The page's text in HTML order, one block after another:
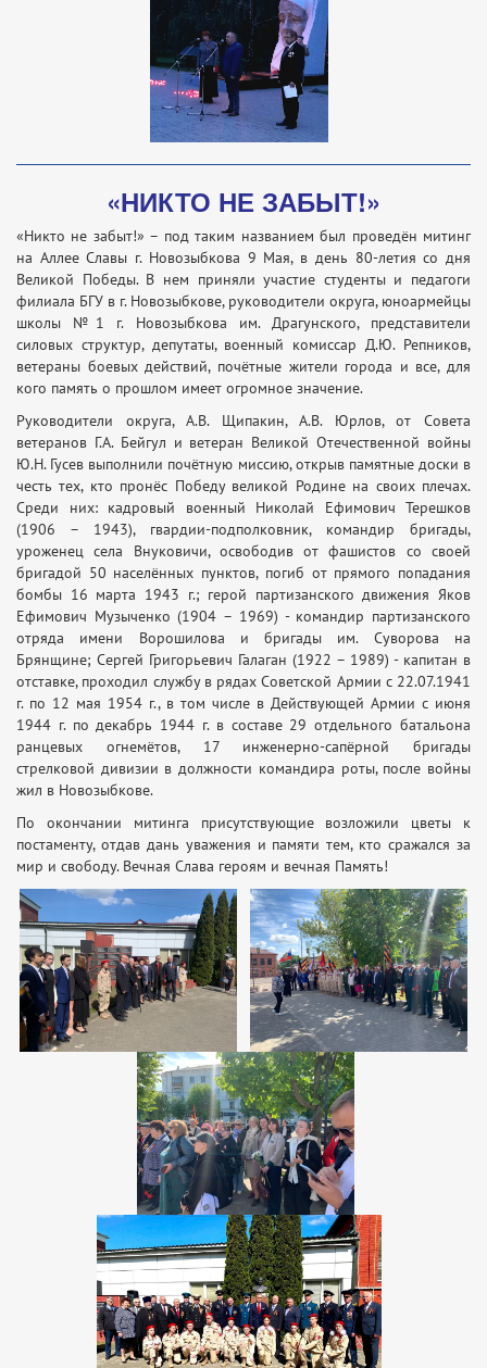
«НИКТО НЕ ЗАБЫТ!»
«Никто не забыт!» – под таким названием был проведён митинг
на Аллее Славы г. Новозыбкова 9 Мая, в день 80-летия со дня
Великой Победы. В нем приняли участие студенты и педагоги
филиала БГУ в г. Новозыбкове, руководители округа, юноармейцы
школы №1 г. Новозыбкова им. Драгунского, представители
силовых структур, депутаты, военный комиссар Д.Ю. Репников,
ветераны боевых действий, почётные жители города и все, для
кого память о прошлом имеет огромное значение.
Руководители округа, А.В. Щипакин, А.В. Юрлов, от Совета
ветеранов Г.А. Бейгул и ветеран Великой Отечественной войны
Ю.Н. Гусев выполнили почётную миссию, открыв памятные доски в
честь тех, кто пронёс Победу великой Родине на своих плечах.
Среди них: кадровый военный Николай Ефимович Терешков
(1906 – 1943), гвардии-подполковник, командир бригады,
уроженец села Внуковичи, освободив от фашистов со своей
бригадой 50 населённых пунктов, погиб от прямого попадания
бомбы 16 марта 1943 г.; герой партизанского движения Яков
Ефимович Музыченко (1904 – 1969) - командир партизанского
отряда имени Ворошилова и бригады им. Суворова на
Брянщине; Сергей Григорьевич Галаган (1922 – 1989) - капитан в
отставке, проходил службу в рядах Советской Армии с 22.07.1941
г. по 12 мая 1954 г., в том числе в Действующей Армии с июня
1944 г. по декабрь 1944 г. в составе 29 отдельного батальона
ранцевых огнемётов, 17 инженерно-сапёрной бригады
стрелковой дивизии в должности командира роты, после войны
жил в Новозыбкове.
По окончании митинга присутствующие возложили цветы к
постаменту, отдав дань уважения и памяти тем, кто сражался за
мир и свободу. Вечная Слава героям и вечная Память!